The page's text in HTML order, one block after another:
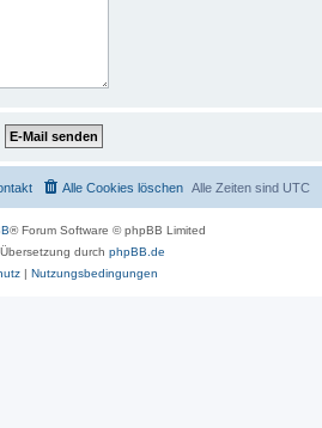
Alle Zeiten sind UTC
Alle Cookies löschen
® Forum Software © phpBB Limited
durch phpBB.de
| Nutzungsbedingungen